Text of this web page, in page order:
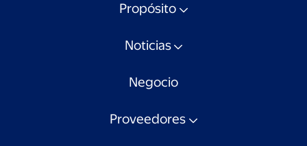
Propósito
Noticias
Negocio
Proveedores